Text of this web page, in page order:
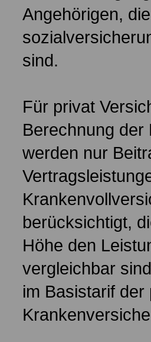
Angehörigen, die
sind.
Für privat
Berechnung der
werden nur
berücksichtigt,
Höhe den
vergleichbar
im Basistarif der